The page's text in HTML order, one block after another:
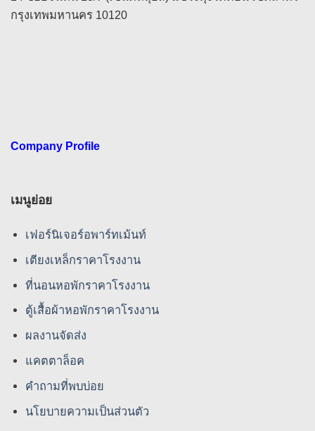
กรุงเทพมหานคร 10120
Company Profile
เมนูย่อย
เฟอร์นิเจอร์อพาร์ทเม้นท์
เตียงเหล็กราคาโรงงาน
ที่นอนหอพักราคาโรงงาน
ตู้เสื้อผ้าหอพักราคาโรงงาน
ผลงานจัดส่ง
แคตตาล็อค
คําถามที่พบบ่อย
นโยบายความเป็นส่วนตัว